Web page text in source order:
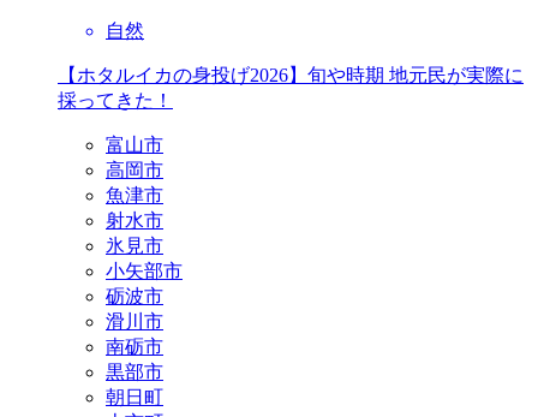
自然
【ホタルイカの身投げ2026】旬や時期 地元民が実際に
採ってきた！
富山市
高岡市
魚津市
射水市
氷見市
小矢部市
砺波市
滑川市
南砺市
黒部市
朝日町